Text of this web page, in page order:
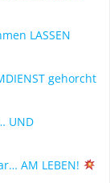
LASSEN
gehorcht
UND
AM LEBEN!